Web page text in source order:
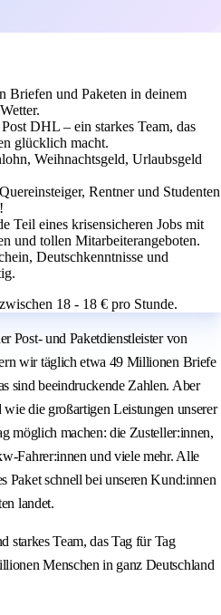
Briefen und Paketen in deinem
DHL – ein starkes Team, das
glücklich macht.
Weihnachtsgeld, Urlaubsgeld
Quereinsteiger, Rentner und Studenten
Teil eines krisensicheren Jobs mit
und tollen Mitarbeiterangeboten.
Deutschkenntnisse und
18 - 18 € pro Stunde.
Post- und Paketdienstleister von
wir täglich etwa 49 Millionen Briefe
sind beeindruckende Zahlen. Aber
die großartigen Leistungen unserer
möglich machen: die Zusteller:innen,
Fahrer:innen und viele mehr. Alle
Paket schnell bei unseren Kund:innen
landet.
starkes Team, das Tag für Tag
Menschen in ganz Deutschland